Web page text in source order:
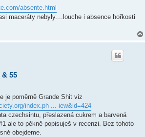
absente.html
maceráty nebyly....louche i absence hořkosti
& 55
je poměrně Grande Shit viz
index.ph ... iew&id=424
czechsintu, přeslazená cukrem a barvená
ale to pěkně popisuješ v recenzi. Bez tohoto
obejdeme.